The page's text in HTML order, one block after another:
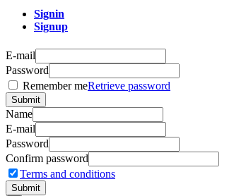
Signin
Signup
E-mail
Password
Remember meRetrieve password
Submit
Name
E-mail
Password
Confirm password
Terms and conditions
Submit